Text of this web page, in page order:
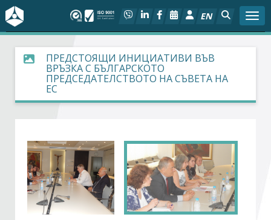
EN
За БСК
На фокус
Социален диалог
Дейности
Арбитражен съд
ПРЕДСТОЯЩИ ИНИЦИАТИВИ ВЪВ
ВРЪЗКА С БЪЛГАРСКОТО
ПРЕДСЕДАТЕЛСТВОТО НА СЪВЕТА НА
ЕС